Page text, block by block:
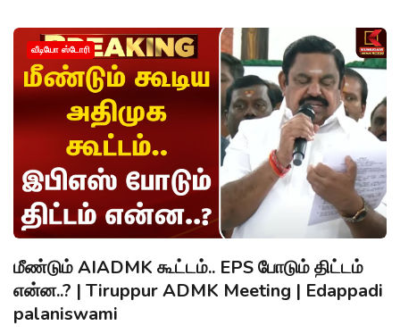
வீடியோ ஸ்டோரி
மீண்டும் AIADMK கூட்டம்.. EPS போடும் திட்டம்
என்ன..? | Tiruppur ADMK Meeting | Edappadi
palaniswami